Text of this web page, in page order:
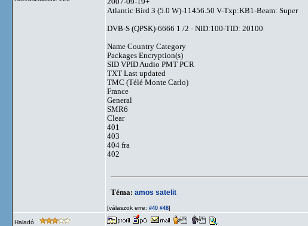
Atlantic Bird 3 (5.0 W)-11456.50 V-Txp:KB1-Beam: Super
DVB-S (QPSK)-6666 1 /2 - NID:100-TID: 20100
Name Country Category
Packages Encryption(s)
SID VPID Audio PMT PCR
TXT Last updated
TMC (Télé Monte Carlo)
France
General
SMR6
Clear
401
403
404 fra
402
Téma: amos satelit
[válaszok erre: #40 #48]
Haladó